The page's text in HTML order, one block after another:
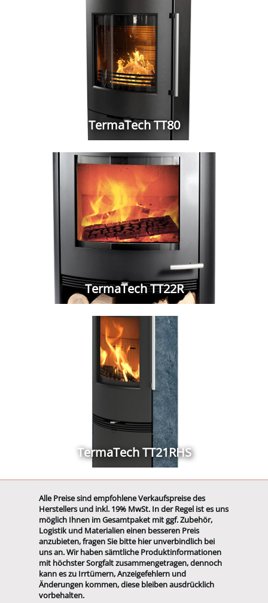
TermaTech TT80
TermaTech TT22R
TermaTech TT21RHS
Alle Preise sind empfohlene Verkaufspreise des
Herstellers und inkl. 19% MwSt. In der Regel ist es uns
möglich Ihnen im Gesamtpaket mit ggf. Zubehör,
Logistik und Materialien einen besseren Preis
anzubieten, fragen Sie bitte hier unverbindlich bei
uns an. Wir haben sämtliche Produktinformationen
mit höchster Sorgfalt zusammengetragen, dennoch
kann es zu Irrtümern, Anzeigefehlern und
Änderungen kommen, diese bleiben ausdrücklich
vorbehalten.